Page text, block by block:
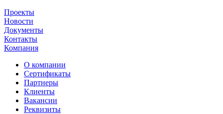
Проекты
Новости
Документы
Контакты
Компания
О компании
Сертификаты
Партнеры
Клиенты
Вакансии
Реквизиты